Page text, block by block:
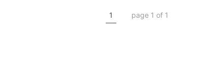
1 page 1 of 1